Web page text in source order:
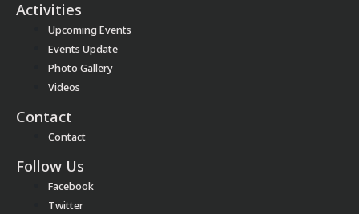
Activities
Upcoming Events
Events Update
Photo Gallery
Videos
Contact
Contact
Follow Us
Facebook
Twitter